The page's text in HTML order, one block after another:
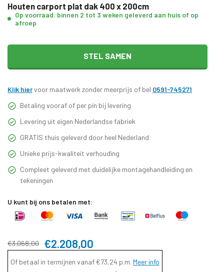
Houten carport plat dak 400 x 200cm
Op voorraad: binnen 2 tot 3 weken geleverd aan huis of op
afroep
STEL SAMEN
Klik hiervoor maatwerk zonder meerprijs of bel 0591-745271
Betaling vooraf of per pin bij levering
Levering uit eigen Nederlandse fabriek
GRATIS thuis geleverd door heel Nederland
Unieke prijs-kwaliteit verhouding
Compleet geleverd met duidelijke montagehandleiding en
tekeningen
U kunt bij ons betalen met:
€3.068,00 €2.208,00
Of betaal in termijnen vanaf €73,24 p.m. Meer info